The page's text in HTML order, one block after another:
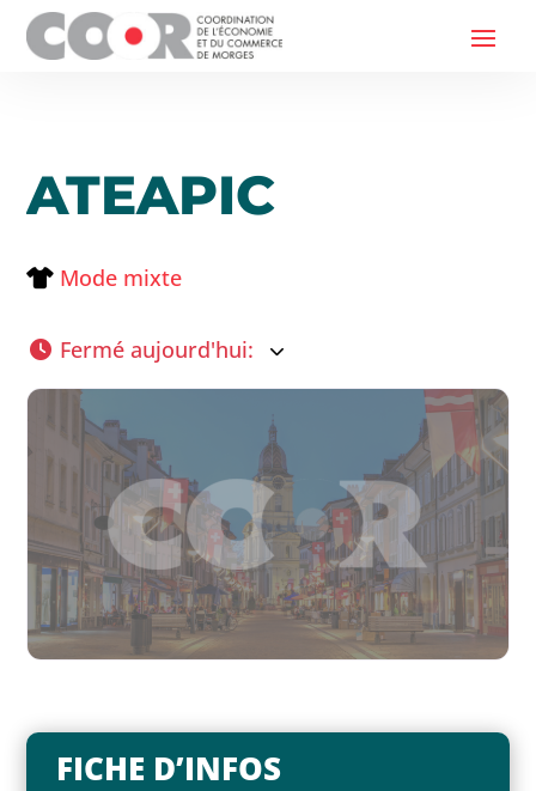
ATEAPIC
Mode mixte
Fermé aujourd'hui:
FICHE D’INFOS